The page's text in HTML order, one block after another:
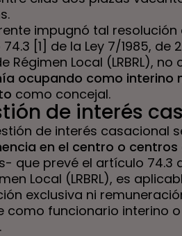
impugnó tal
[1] de la Ley 7/1985, de
Régimen Local (LRBRL),
ocupando como interino
como concejal.
de interés
de interés casacional
en el centro o
que prevé el artículo 74.3
Local (LRBRL), es
exclusiva ni
como funcionario interino